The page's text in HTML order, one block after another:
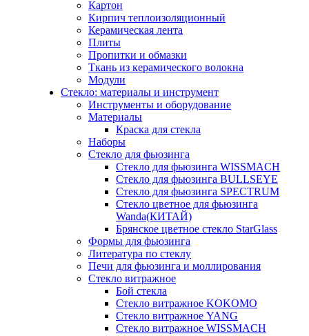
Картон
Кирпич теплоизоляционный
Керамическая лента
Плиты
Пропитки и обмазки
Ткань из керамического волокна
Модули
Стекло: материалы и инструмент
Инструменты и оборудование
Материалы
Краска для стекла
Наборы
Стекло для фьюзинга
Стекло для фьюзинга WISSMACH
Стекло для фьюзинга BULLSEYE
Стекло для фьюзинга SPECTRUM
Стекло цветное для фьюзинга
Wanda(КИТАЙ)
Брянское цветное стекло StarGlass
Формы для фьюзинга
Литература по стеклу
Печи для фьюзинга и моллирования
Стекло витражное
Бой стекла
Стекло витражное KOKOMO
Стекло витражное YANG
Стекло витражное WISSMACH